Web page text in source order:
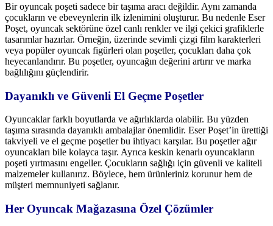
Bir oyuncak poşeti sadece bir taşıma aracı değildir. Aynı zamanda
çocukların ve ebeveynlerin ilk izlenimini oluşturur. Bu nedenle Eser
Poşet, oyuncak sektörüne özel canlı renkler ve ilgi çekici grafiklerle
tasarımlar hazırlar. Örneğin, üzerinde sevimli çizgi film karakterleri
veya popüler oyuncak figürleri olan poşetler, çocukları daha çok
heyecanlandırır. Bu poşetler, oyuncağın değerini artırır ve marka
bağlılığını güçlendirir.
Dayanıklı ve Güvenli El Geçme Poşetler
Oyuncaklar farklı boyutlarda ve ağırlıklarda olabilir. Bu yüzden
taşıma sırasında dayanıklı ambalajlar önemlidir. Eser Poşet’in ürettiği
takviyeli ve el geçme poşetler bu ihtiyacı karşılar. Bu poşetler ağır
oyuncakları bile kolayca taşır. Ayrıca keskin kenarlı oyuncakların
poşeti yırtmasını engeller. Çocukların sağlığı için güvenli ve kaliteli
malzemeler kullanırız. Böylece, hem ürünleriniz korunur hem de
müşteri memnuniyeti sağlanır.
Her Oyuncak Mağazasına Özel Çözümler